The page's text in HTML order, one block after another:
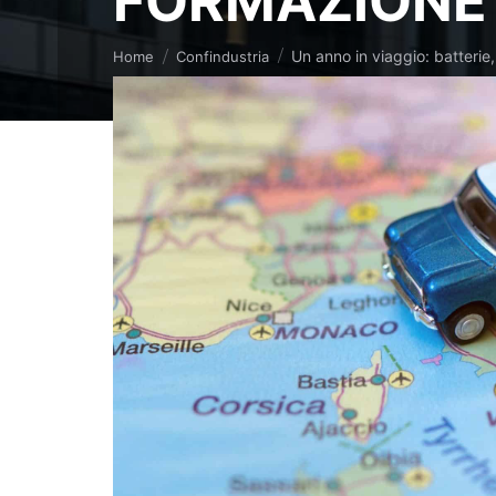
Tu sei qui:
Home Confindustria Un anno in viaggio: